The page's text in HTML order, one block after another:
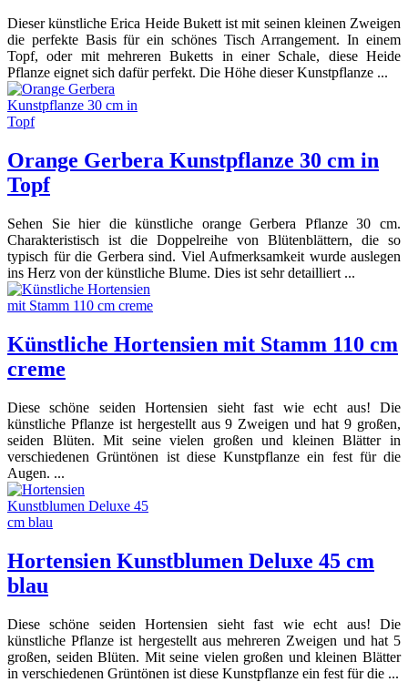
Dieser künstliche Erica Heide Bukett ist mit seinen kleinen Zweigen
die perfekte Basis für ein schönes Tisch Arrangement. In einem
Topf, oder mit mehreren Buketts in einer Schale, diese Heide
Pflanze eignet sich dafür perfekt. Die Höhe dieser Kunstpflanze ...
Orange Gerbera Kunstpflanze 30 cm in
Topf
Sehen Sie hier die künstliche orange Gerbera Pflanze 30 cm.
Charakteristisch ist die Doppelreihe von Blütenblättern, die so
typisch für die Gerbera sind. Viel Aufmerksamkeit wurde auslegen
ins Herz von der künstliche Blume. Dies ist sehr detailliert ...
Künstliche Hortensien mit Stamm 110 cm
creme
Diese schöne seiden Hortensien sieht fast wie echt aus! Die
künstliche Pflanze ist hergestellt aus 9 Zweigen und hat 9 großen,
seiden Blüten. Mit seine vielen großen und kleinen Blätter in
verschiedenen Grüntönen ist diese Kunstpflanze ein fest für die
Augen. ...
Hortensien Kunstblumen Deluxe 45 cm
blau
Diese schöne seiden Hortensien sieht fast wie echt aus! Die
künstliche Pflanze ist hergestellt aus mehreren Zweigen und hat 5
großen, seiden Blüten. Mit seine vielen großen und kleinen Blätter
in verschiedenen Grüntönen ist diese Kunstpflanze ein fest für die ...